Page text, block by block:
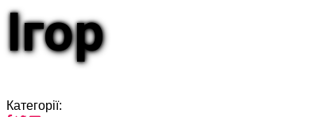
Ігор
Категорії: